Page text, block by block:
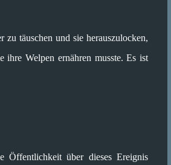
täuschen und sie herauszulocken,
Welpen ernähren musste. Es ist
über dieses Ereignis